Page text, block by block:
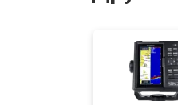
Замена